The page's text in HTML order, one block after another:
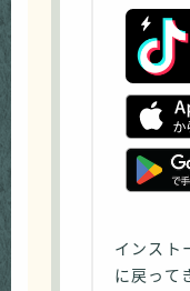
インスト
に戻って